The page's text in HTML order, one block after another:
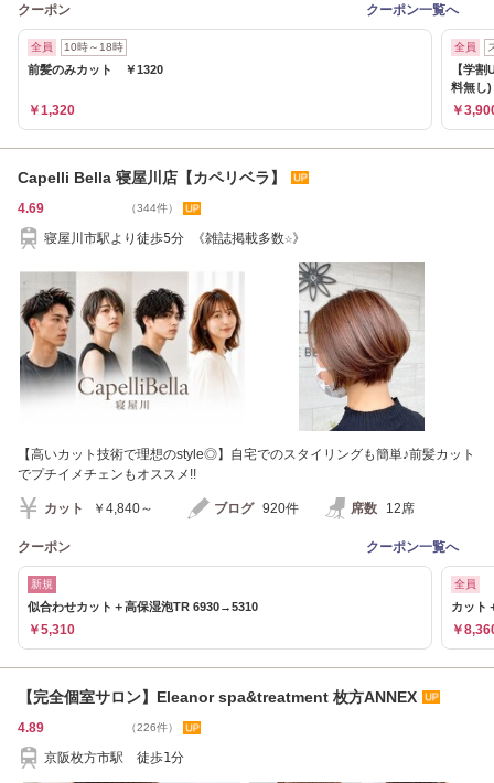
クーポン クーポン一覧へ
全員 10時～18時
前髪のみカット ￥1320
￥1,320
全員
【学
料無し)
￥
Capelli Bella 寝屋川店【カペリベラ】
4.69 （344件）
寝屋川市駅より徒歩5分 《雑誌掲載多数☆》
【高いカット技術で理想のstyle◎】自宅でのスタイリングも簡単♪前髪カット
でプチイメチェンもオススメ!!
カット ￥4,840～ ブログ 920件 席数 12席
クーポン クーポン一覧へ
新規
似合わせカット＋高保湿泡TR 6930→5310
￥5,310
全員
カット
￥
【完全個室サロン】Eleanor spa&treatment 枚方ANNEX
4.89 （226件）
京阪枚方市駅 徒歩1分